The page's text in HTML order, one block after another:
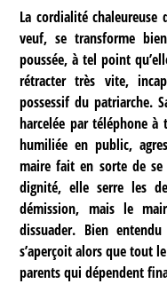
La cordialité
veuf, se transforme
poussée, à tel point
rétracter très vite,
possessif du patriarche.
harcelée par téléphone
humiliée en public,
maire fait en sorte de se
dignité, elle serre les
démission, mais le
dissuader. Bien
s’aperçoit alors que tout
parents qui dépendent